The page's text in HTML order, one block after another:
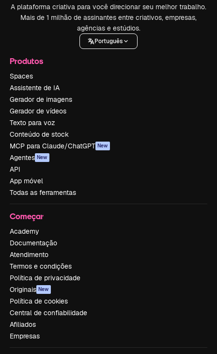
A plataforma criativa para você direcionar seu melhor trabalho.
Mais de 1 milhão de assinantes entre criativos, empresas,
agências e estúdios.
Português
Produtos
Spaces
Assistente de IA
Gerador de imagens
Gerador de vídeos
Texto para voz
Conteúdo de stock
MCP para Claude/ChatGPT New
Agentes New
API
App móvel
Todas as ferramentas
Começar
Academy
Documentação
Atendimento
Termos e condições
Política de privacidade
Originais New
Política de cookies
Central de confiabilidade
Afiliados
Empresas